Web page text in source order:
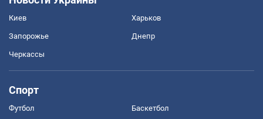
Киев Харьков
Запорожье Днепр
Черкассы
Спорт
Футбол Баскетбол